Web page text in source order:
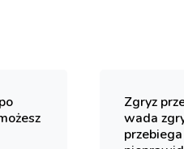
Zgryz
wada